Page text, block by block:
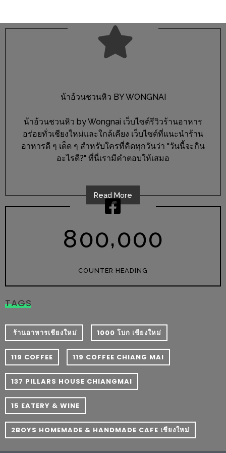
มาก
ชิง
รางวัล
กับ
สมาชิก
อ้วน
เอ่ย
งาน
แฟร์
เรื่อง
บ้าน
ที่
ทุก
คน
ต้อง
น้าอ้วนชวนหิว BY WONGNAI
น้าอ้วนชวนหิว by Wongnai เว็บไซต์รีวิวร้านอาหาร
อร่อยทั่วเชียงใหม่และใกล้เคียง เว็บไซต์ที่แนะนำร้าน
อาหารดี ๆ เด็ด ๆ สำหรับใครที่คิดทุกวันว่า "วันนี้จะกิน
อะไรดี?" ที่นี่เรามีคำตอบให้เสมอ
Read More
800,000
COUNTER HEADING
TAGS
​ ร้านอาหารเชียงใหม่ 1000 โบก เชียงใหม่
119 COFFEE 119 COFFEE CHIANG MAI
137 PILLARS HOUSE CHIANGMAI
15 EATERY & WINE
2BOYS HOMEMADE & HANDMADE CAFE เชียงใหม่